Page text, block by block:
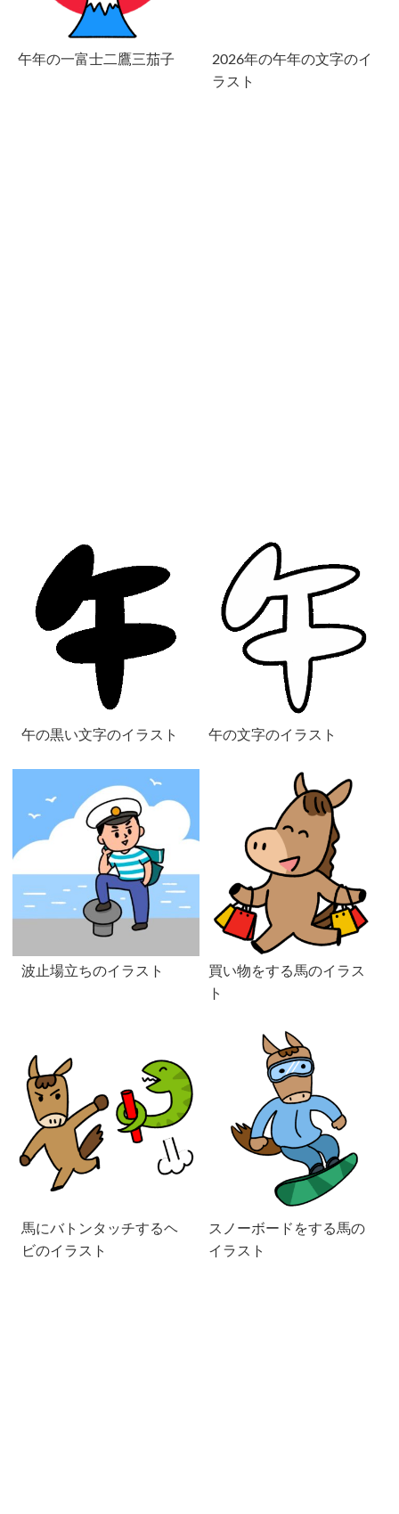
午年の一富士二鷹三茄子
2026年の午年の文字のイ
ラスト
午の黒い文字のイラスト 午の文字のイラスト
波止場立ちのイラスト
買い物をする馬のイラス
ト
馬にバトンタッチするヘ
ビのイラスト
スノーボードをする馬の
イラスト